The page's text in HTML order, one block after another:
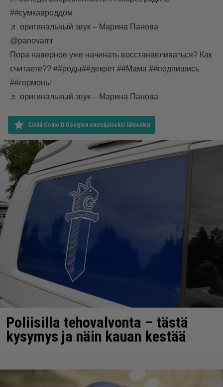
##сумкавроддом
♬ оригинальный звук – Марина Панова
@panovamr
Пора наверное уже начинать восстанавливаться? Как
считаете?? ##роды##декрет ##Мама ##подпишись
##гормоны
♬ оригинальный звук – Марина Панова
Lisää Como.fi Googlen ensisijaiseksi lähteeksi
Poliisilla tehovalvonta – tästä
kysymys ja näin kauan kestää